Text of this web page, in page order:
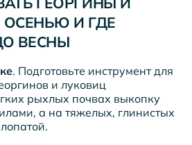
ОСЕНЬЮ И ГДЕ
ВЕСНЫ
. Подготовьте инструмент для
и луковиц
рыхлых почвах выкопку
а на тяжелых, глинистых